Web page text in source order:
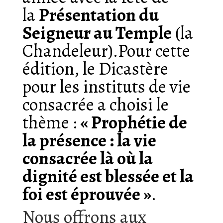
laPrésentation du
Seigneur au Temple (la
Chandeleur).Pour cette
édition, le Dicastère
pour les instituts de vie
consacrée a choisi le
thème :« Prophétie de
la présence : la vie
consacrée là où la
dignité est blessée et la
foi est éprouvée ».
Nous offrons aux